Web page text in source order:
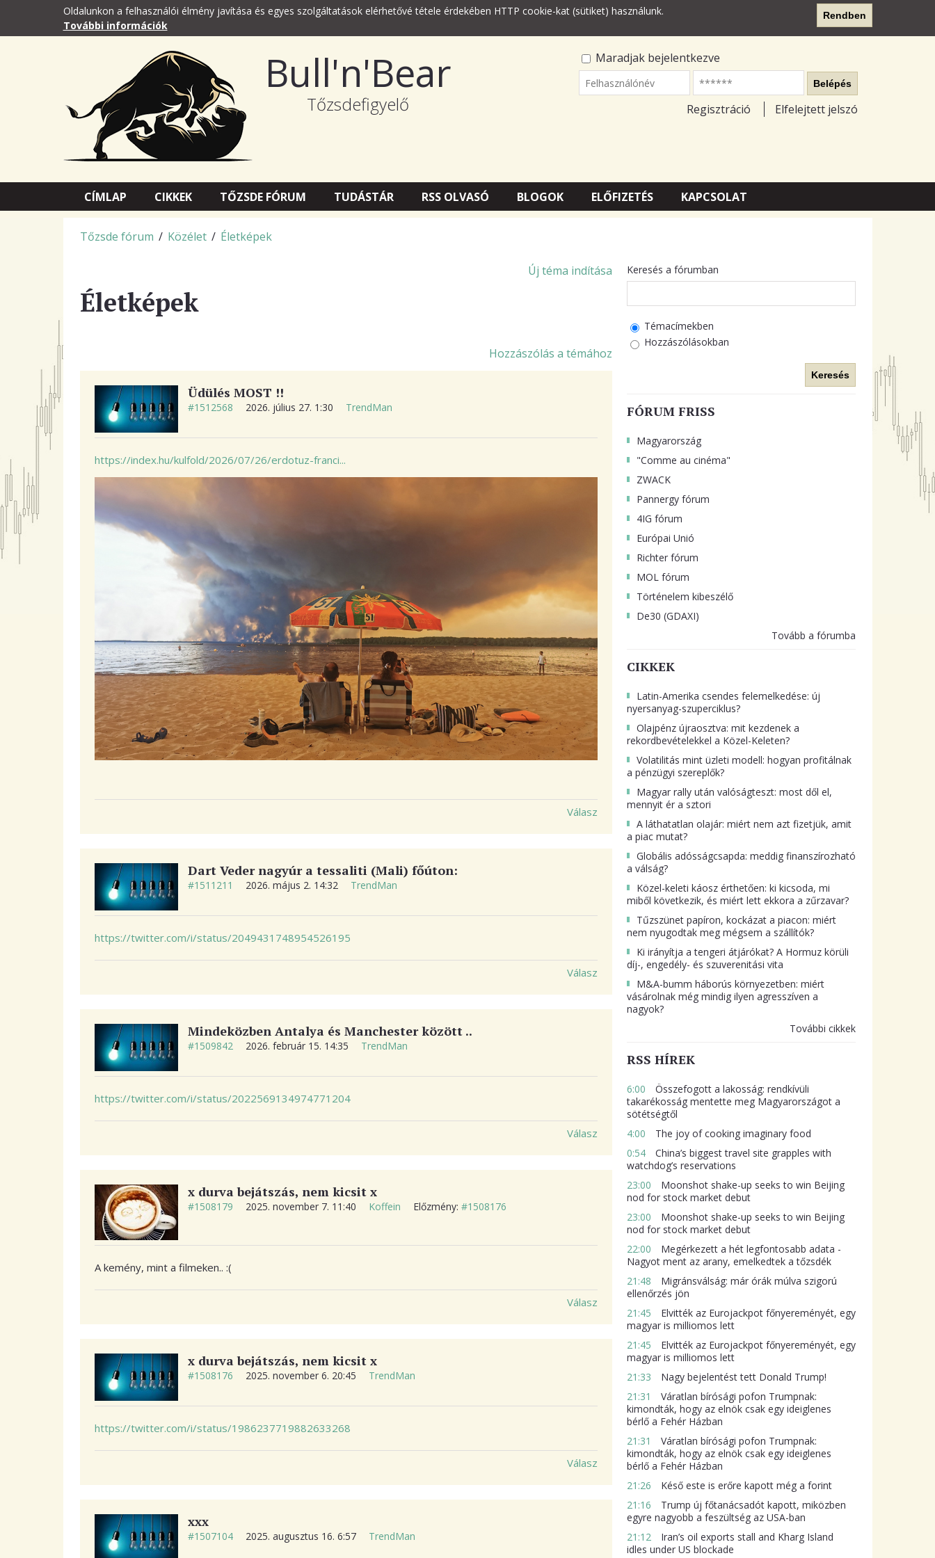
Oldalunkon a felhasználói élmény javítása és egyes szolgáltatások elérhetővé tétele érdekében HTTP cookie-kat (sütiket) használunk.
További információk
Rendben
Bull'n'Bear
Tőzsdefigyelő
Maradjak bejelentkezve
Felhasználónév
Belépés
Regisztráció Elfelejtett jelszó
CÍMLAP CIKKEK TŐZSDE FÓRUM TUDÁSTÁR RSS OLVASÓ BLOGOK ELŐFIZETÉS KAPCSOLAT
Tőzsde fórum / Közélet / Életképek
Új téma indítása
Életképek
Hozzászólás a témához
Üdülés MOST !!
#1512568 2026. július 27. 1:30 TrendMan
https://index.hu/kulfold/2026/07/26/erdotuz-franci...
Válasz
Dart Veder nagyúr a tessaliti (Mali) főúton:
#1511211 2026. május 2. 14:32 TrendMan
https://twitter.com/i/status/2049431748954526195
Válasz
Mindeközben Antalya és Manchester között ..
#1509842 2026. február 15. 14:35 TrendMan
https://twitter.com/i/status/2022569134974771204
Válasz
x durva bejátszás, nem kicsit x
#1508179 2025. november 7. 11:40 Koffein Előzmény: #1508176
A kemény, mint a filmeken.. :(
Válasz
x durva bejátszás, nem kicsit x
#1508176 2025. november 6. 20:45 TrendMan
https://twitter.com/i/status/1986237719882633268
Válasz
xxx
#1507104 2025. augusztus 16. 6:57 TrendMan
Keresés a fórumban
Témacímekben
Hozzászólásokban
Keresés
FÓRUM FRISS
Magyarország
"Comme au cinéma"
ZWACK
Pannergy fórum
4IG fórum
Európai Unió
Richter fórum
MOL fórum
Történelem kibeszélő
De30 (GDAXI)
Tovább a fórumba
CIKKEK
Latin-Amerika csendes felemelkedése: új
nyersanyag-szuperciklus?
Olajpénz újraosztva: mit kezdenek a
rekordbevételekkel a Közel-Keleten?
Volatilitás mint üzleti modell: hogyan profitálnak
a pénzügyi szereplők?
Magyar rally után valóságteszt: most dől el,
mennyit ér a sztori
A láthatatlan olajár: miért nem azt fizetjük, amit
a piac mutat?
Globális adósságcsapda: meddig finanszírozható
a válság?
Közel-keleti káosz érthetően: ki kicsoda, mi
miből következik, és miért lett ekkora a zűrzavar?
Tűzszünet papíron, kockázat a piacon: miért
nem nyugodtak meg mégsem a szállítók?
Ki irányítja a tengeri átjárókat? A Hormuz körüli
díj-, engedély- és szuverenitási vita
M&A-bumm háborús környezetben: miért
vásárolnak még mindig ilyen agresszíven a
nagyok?
További cikkek
RSS HÍREK
6:00
Összefogott a lakosság: rendkívüli
takarékosság mentette meg Magyarországot a
sötétségtől
4:00
The joy of cooking imaginary food
0:54
China’s biggest travel site grapples with
watchdog’s reservations
23:00
Moonshot shake-up seeks to win Beijing
nod for stock market debut
23:00
Moonshot shake-up seeks to win Beijing
nod for stock market debut
22:00
Megérkezett a hét legfontosabb adata -
Nagyot ment az arany, emelkedtek a tőzsdék
21:48
Migránsválság: már órák múlva szigorú
ellenőrzés jön
21:45
Elvitték az Eurojackpot főnyereményét, egy
magyar is milliomos lett
21:45
Elvitték az Eurojackpot főnyereményét, egy
magyar is milliomos lett
21:33
Nagy bejelentést tett Donald Trump!
21:31
Váratlan bírósági pofon Trumpnak:
kimondták, hogy az elnök csak egy ideiglenes
bérlő a Fehér Házban
21:31
Váratlan bírósági pofon Trumpnak:
kimondták, hogy az elnök csak egy ideiglenes
bérlő a Fehér Házban
21:26
Késő este is erőre kapott még a forint
21:16
Trump új főtanácsadót kapott, miközben
egyre nagyobb a feszültség az USA-ban
21:12
Iran’s oil exports stall and Kharg Island
idles under US blockade